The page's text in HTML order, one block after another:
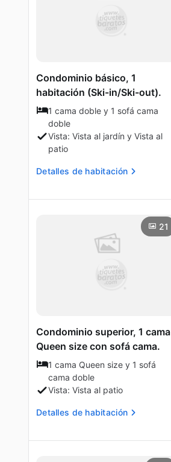
Condominio básico, 1
habitación (Ski-in/Ski-out).
1 cama doble y 1 sofá cama
doble
Vista: Vista al jardín y Vista al
patio
Detalles de habitación
21
Condominio superior, 1 cama
Queen size con sofá cama.
1 cama Queen size y 1 sofá
cama doble
Vista: Vista al patio
Detalles de habitación